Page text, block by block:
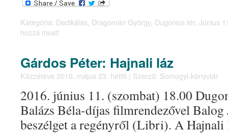
Kategória: Dedikálás, Dragomán György, Dugonics tér, Június
hozzá most!
Gárdos Péter: Hajnali láz
Közzétéve 2016. május 23. hétfő | Szerző: Somogyi-könyvtár
2016. június 11. (szombat) 18.00
Balázs Béla-díjas filmrendezővel
beszélget a regényről (Libri). A Hajnali